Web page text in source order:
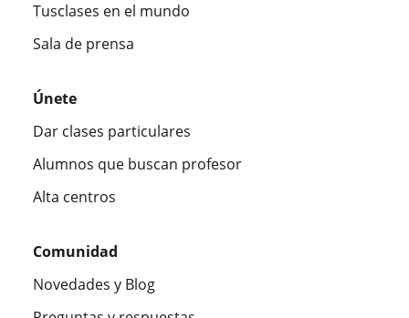
Tusclases en el mundo
Sala de prensa
Únete
Dar clases particulares
Alumnos que buscan profesor
Alta centros
Comunidad
Novedades y Blog